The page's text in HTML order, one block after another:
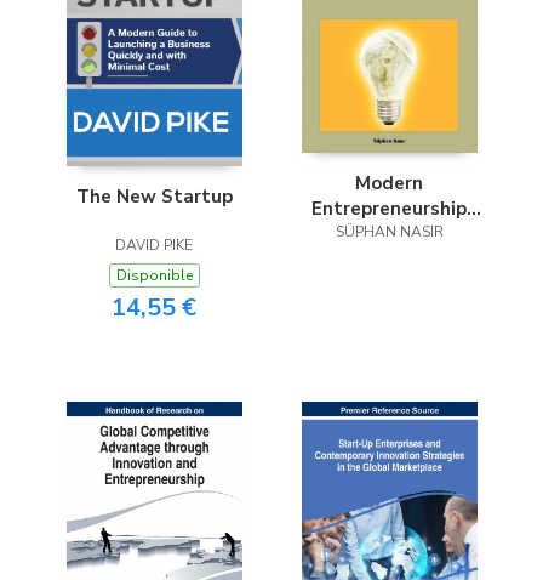
The New Startup
DAVID PIKE
Disponible
14,55 €
Modern
Entrepreneurship
and E-Business
SÜPHAN NASIR